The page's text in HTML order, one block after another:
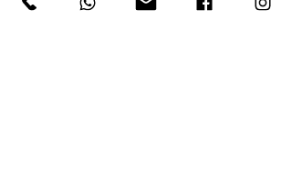
berechtigten Interessen von Instagram an der